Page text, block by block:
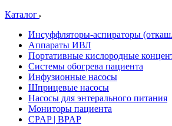
Каталог
Инсуффляторы-аспираторы
Аппараты ИВЛ
Портативные кислородные
Системы обогрева пациента
Инфузионные насосы
Шприцевые насосы
Насосы для энтерального питания
Мониторы пациента
CPAP | BPAP